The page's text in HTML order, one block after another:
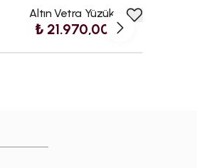
Altın Vetra Yüzük
₺ 21.970,00